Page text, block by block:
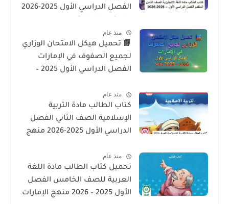
الفصل الدراسي الأول 2025-2026
منذ عام
📘 تحميل هيكل الامتحان الوزاري
لجميع الصفوف في الإمارات
الفصل الدراسي الأول 2025 –
منذ عام
كتاب الطالب مادة التربية
الإسلامية الصف الثاني الفصل
الدراسي الأول 2025-2026 منهج
منذ عام
تحميل كتاب الطالب مادة اللغة
العربية للصف الخامس الفصل
الأول 2025 – 2026 منهج الإمارات